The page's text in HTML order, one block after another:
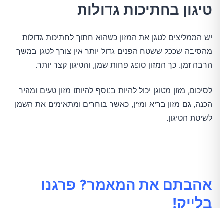
טיגון בחתיכות גדולות
יש הממליצים לטגן את המזון כשהוא חתוך לחתיכות גדולות
מהסיבה שככל ששטח הפנים גדול יותר אין צורך לטגן במשך
הרבה זמן. כך המזון סופג פחות שמן, והטיגון קצר יותר.
לסיכום, מזון מטוגן יכול להיות בנוסף להיותו מזון טעים ומהיר
הכנה, גם מזון בריא ומזין, כאשר בוחרים ומתאימים את השמן
לשיטת הטיגון.
אהבתם את המאמר? פרגנו
בלייק!